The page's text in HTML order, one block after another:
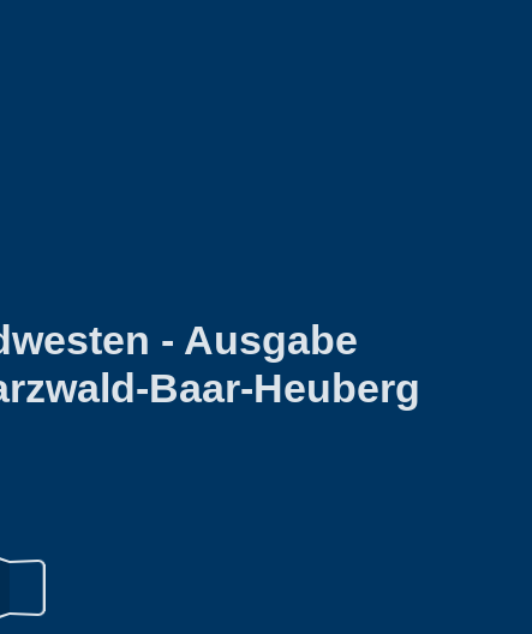
- Ausgabe
Baar-Heuberg